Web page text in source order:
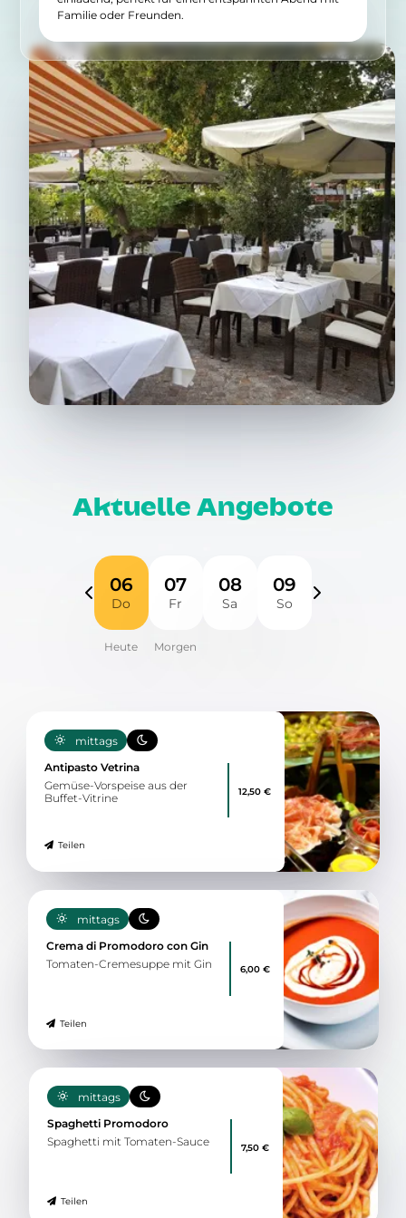
Familie oder Freunden.
Aktuelle Angebote
06
Do
07
Fr
08
Sa
09
So
mittags
Antipasto Vetrina
Gemüse-Vorspeise aus der
Buffet-Vitrine
Teilen
12,50 €
mittags
Crema di Promodoro con Gin
Tomaten-Cremesuppe mit Gin
Teilen
6,00 €
mittags
Spaghetti Promodoro
Spaghetti mit Tomaten-Sauce
Teilen
7,50 €